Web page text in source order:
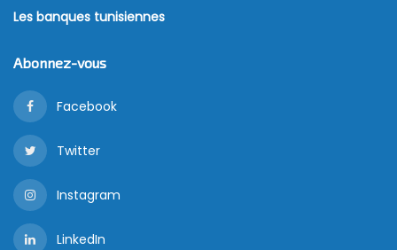
Les banques tunisiennes
Abonnez-vous
Facebook
Twitter
Instagram
LinkedIn